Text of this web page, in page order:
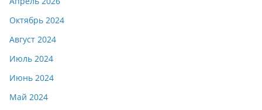
Октябрь 2024
Август 2024
Июль 2024
Июнь 2024
Май 2024